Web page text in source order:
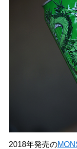
2018年発売の